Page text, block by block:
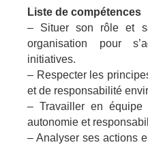
Liste de compétences
– Situer son rôle et
organisation pour
initiatives.
– Respecter les
et de responsabilité
– Travailler en équipe
autonomie et
– Analyser ses actions